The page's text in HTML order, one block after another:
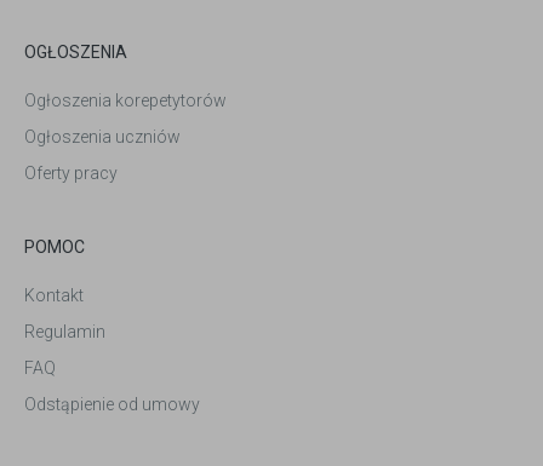
OGŁOSZENIA
Ogłoszenia korepetytorów
Ogłoszenia uczniów
Oferty pracy
POMOC
Kontakt
Regulamin
FAQ
Odstąpienie od umowy